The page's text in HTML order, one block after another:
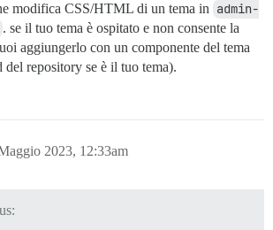
modifica CSS/HTML di un tema in admin-
. se il tuo tema è ospitato e non consente la
aggiungerlo con un componente del tema
del repository se è il tuo tema).
2023, 12:33am